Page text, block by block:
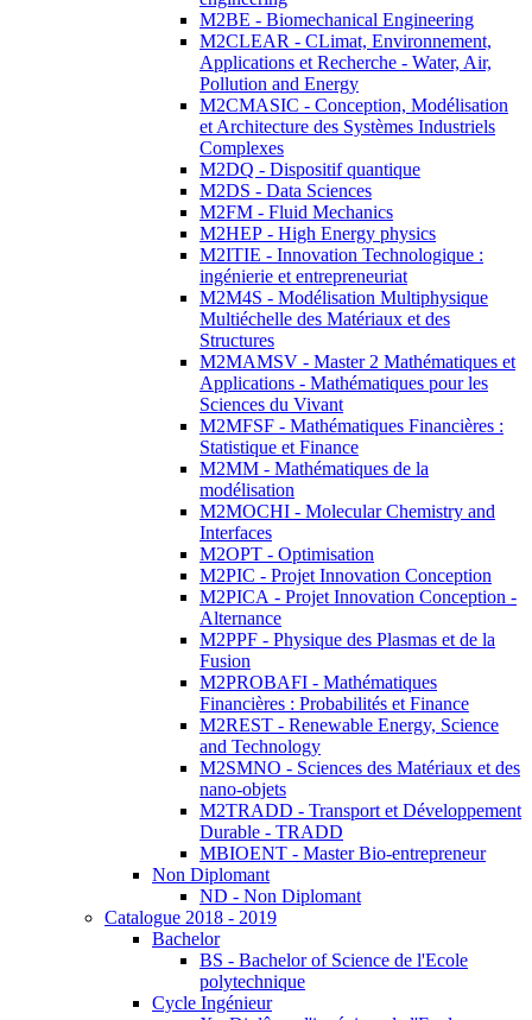
M2BE - Biomechanical Engineering
M2CLEAR - CLimat, Environnement,
Applications et Recherche - Water, Air,
Pollution and Energy
M2CMASIC - Conception, Modélisation
et Architecture des Systèmes Industriels
Complexes
M2DQ - Dispositif quantique
M2DS - Data Sciences
M2FM - Fluid Mechanics
M2HEP - High Energy physics
M2ITIE - Innovation Technologique :
ingénierie et entrepreneuriat
M2M4S - Modélisation Multiphysique
Multiéchelle des Matériaux et des
Structures
M2MAMSV - Master 2 Mathématiques et
Applications - Mathématiques pour les
Sciences du Vivant
M2MFSF - Mathématiques Financières :
Statistique et Finance
M2MM - Mathématiques de la
modélisation
M2MOCHI - Molecular Chemistry and
Interfaces
M2OPT - Optimisation
M2PIC - Projet Innovation Conception
M2PICA - Projet Innovation Conception -
Alternance
M2PPF - Physique des Plasmas et de la
Fusion
M2PROBAFI - Mathématiques
Financières : Probabilités et Finance
M2REST - Renewable Energy, Science
and Technology
M2SMNO - Sciences des Matériaux et des
nano-objets
M2TRADD - Transport et Développement
Durable - TRADD
MBIOENT - Master Bio-entrepreneur
Non Diplomant
ND - Non Diplomant
Catalogue 2018 - 2019
Bachelor
BS - Bachelor of Science de l'Ecole
polytechnique
Cycle Ingénieur